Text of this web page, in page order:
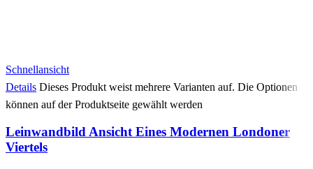
Schnellansicht
Details Dieses Produkt weist mehrere Varianten auf. Die Optionen
können auf der Produktseite gewählt werden
Leinwandbild Ansicht Eines Modernen Londoner
Viertels